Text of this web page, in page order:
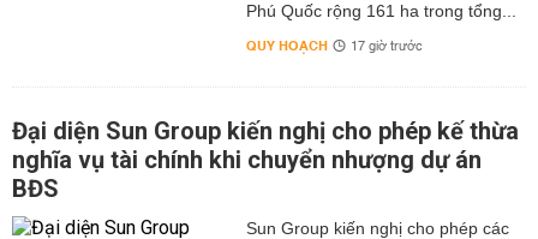
Phú Quốc rộng 161 ha trong tổng...
QUY HOẠCH 17 giờ trước
Đại diện Sun Group kiến nghị cho phép kế thừa
nghĩa vụ tài chính khi chuyển nhượng dự án
BĐS
Sun Group kiến nghị cho phép các